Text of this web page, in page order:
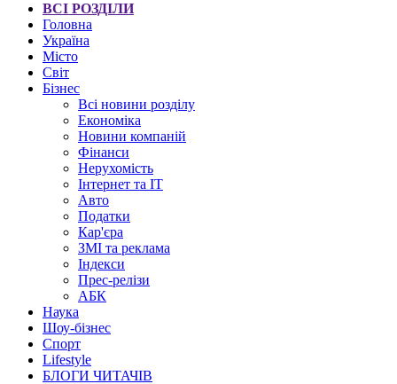
ВСІ РОЗДІЛИ
Головна
Україна
Місто
Світ
Бізнес
Всі новини розділу
Економіка
Новини компаній
Фінанси
Нерухомість
Інтернет та IT
Авто
Податки
Кар'єра
ЗМІ та реклама
Індекси
Прес-релізи
АБК
Наука
Шоу-бізнес
Спорт
Lifestyle
БЛОГИ ЧИТАЧІВ